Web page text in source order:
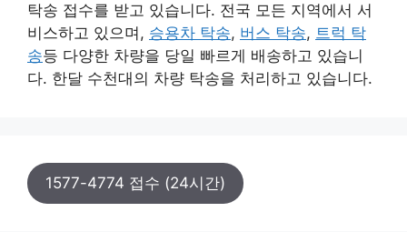
탁송 접수를 받고 있습니다. 전국 모든 지역에서 서
비스하고 있으며, 승용차 탁송, 버스 탁송, 트럭 탁
송등 다양한 차량을 당일 빠르게 배송하고 있습니
다. 한달 수천대의 차량 탁송을 처리하고 있습니다.
1577-4774 접수 (24시간)